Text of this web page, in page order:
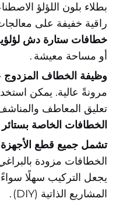
بطلاء بلون اللؤلؤ
راقية خفيفة على
خطافات ستارة دش
أو مساحة معيشة.
وظيفة الخطاف المزدوج
مرونةً عالية. يمكن
تعليق المعاطف
الخطافات الخاصة بستائر
تشمل جميع قطع الأجهزة
الخطافات مزودة
يجعل التركيب سهلًا
المشاريع الذاتية (DIY)
.